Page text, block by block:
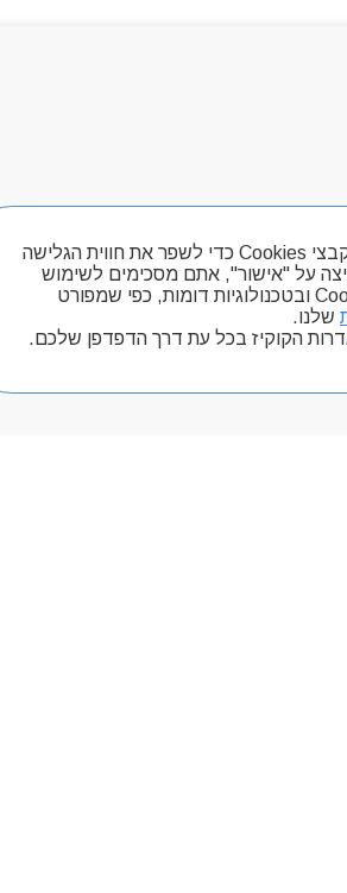
אנו משתמשים בקבצי Cookies כדי לשפר את חווית הגלישה
על "אישור", אתם מסכימים לשימוש
שלנו בקבצי Cookies ובטכנולוגיות דומות, כפי שמפורט
שלנו.
הקוקיז בכל עת דרך הדפדפן שלכם.